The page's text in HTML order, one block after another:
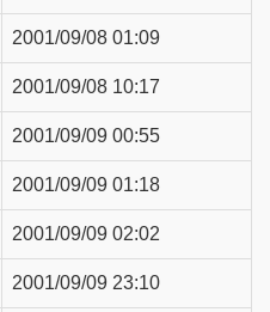
2001/09/08 01:09
2001/09/08 10:17
2001/09/09 00:55
2001/09/09 01:18
2001/09/09 02:02
2001/09/09 23:10